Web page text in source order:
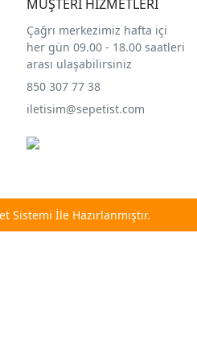
MÜŞTERİ HİZMETLERİ
Çağrı merkezimiz hafta içi
her gün 09.00 - 18.00 saatleri
arası ulaşabilirsiniz
850 307 77 38
iletisim@sepetist.com
Sistemi İle Hazırlanmıştır.